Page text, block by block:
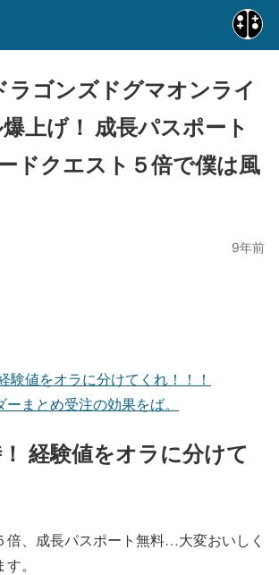
ラゴンズドグマオンライ
上げ！ 成長パスポート
ドクエスト５倍で僕は風
9年前
験値をオラに分けてくれ！！！
まとめ受注の効果をば。
経験値をオラに分けて
倍、成長パスポート無料…大変おいしく
。